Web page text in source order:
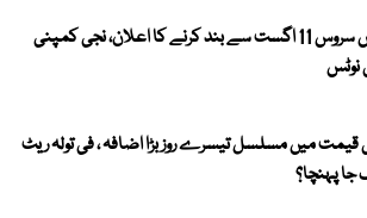
میٹرو بس سروس 11 اگست سے بند کرنے کا اعلان، نجی کمپنی
نوٹس
میں مسلسل تیسرے روز بڑا اضافہ ، فی تولہ ریٹ
پہنچا؟